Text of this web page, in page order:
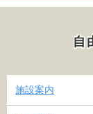
自
施設案内